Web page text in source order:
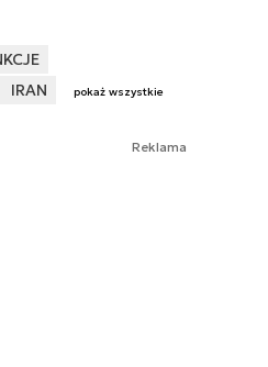
IRAN pokaż wszystkie
Reklama